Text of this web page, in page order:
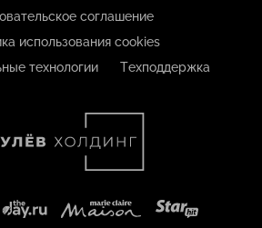
соглашение
использования cookies
технологии
Техподдержка